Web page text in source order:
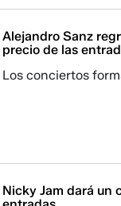
Alejandro Sanz
precio de las
Los conciertos
Nicky Jam dará un